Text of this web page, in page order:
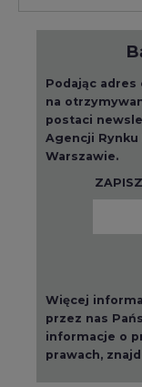
Podając
na
postaci
Agencji Rynku
Warszawie.
Więcej
przez nas
informacje o
prawach,